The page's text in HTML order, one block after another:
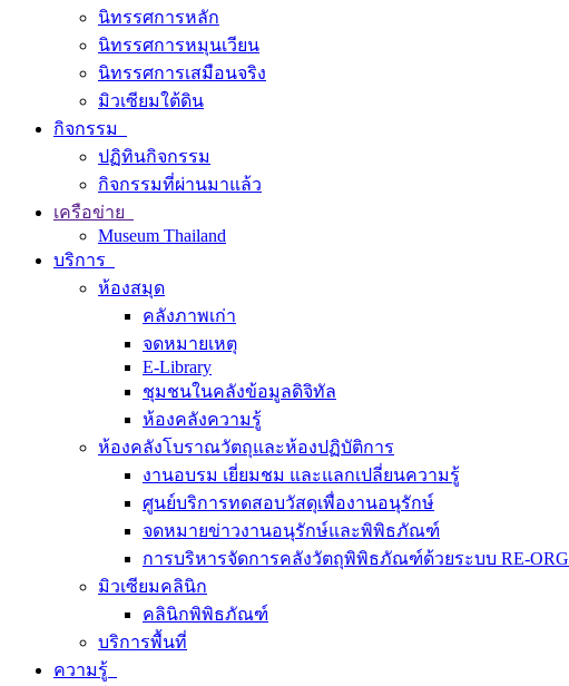
นิทรรศการหลัก
นิทรรศการหมุนเวียน
นิทรรศการเสมือนจริง
มิวเซียมใต้ดิน
กิจกรรม
ปฏิทินกิจกรรม
กิจกรรมที่ผ่านมาแล้ว
เครือข่าย
Museum Thailand
บริการ
ห้องสมุด
คลังภาพเก่า
จดหมายเหตุ
E-Library
ชุมชนในคลังข้อมูลดิจิทัล
ห้องคลังความรู้
ห้องคลังโบราณวัตถุและห้องปฏิบัติการ
งานอบรม เยี่ยมชม และแลกเปลี่ยนความรู้
ศูนย์บริการทดสอบวัสดุเพื่องานอนุรักษ์
จดหมายข่าวงานอนุรักษ์และพิพิธภัณฑ์
การบริหารจัดการคลังวัตถุพิพิธภัณฑ์ด้วยระบบ RE-ORG
มิวเซียมคลินิก
คลินิกพิพิธภัณฑ์
บริการพื้นที่
ความรู้